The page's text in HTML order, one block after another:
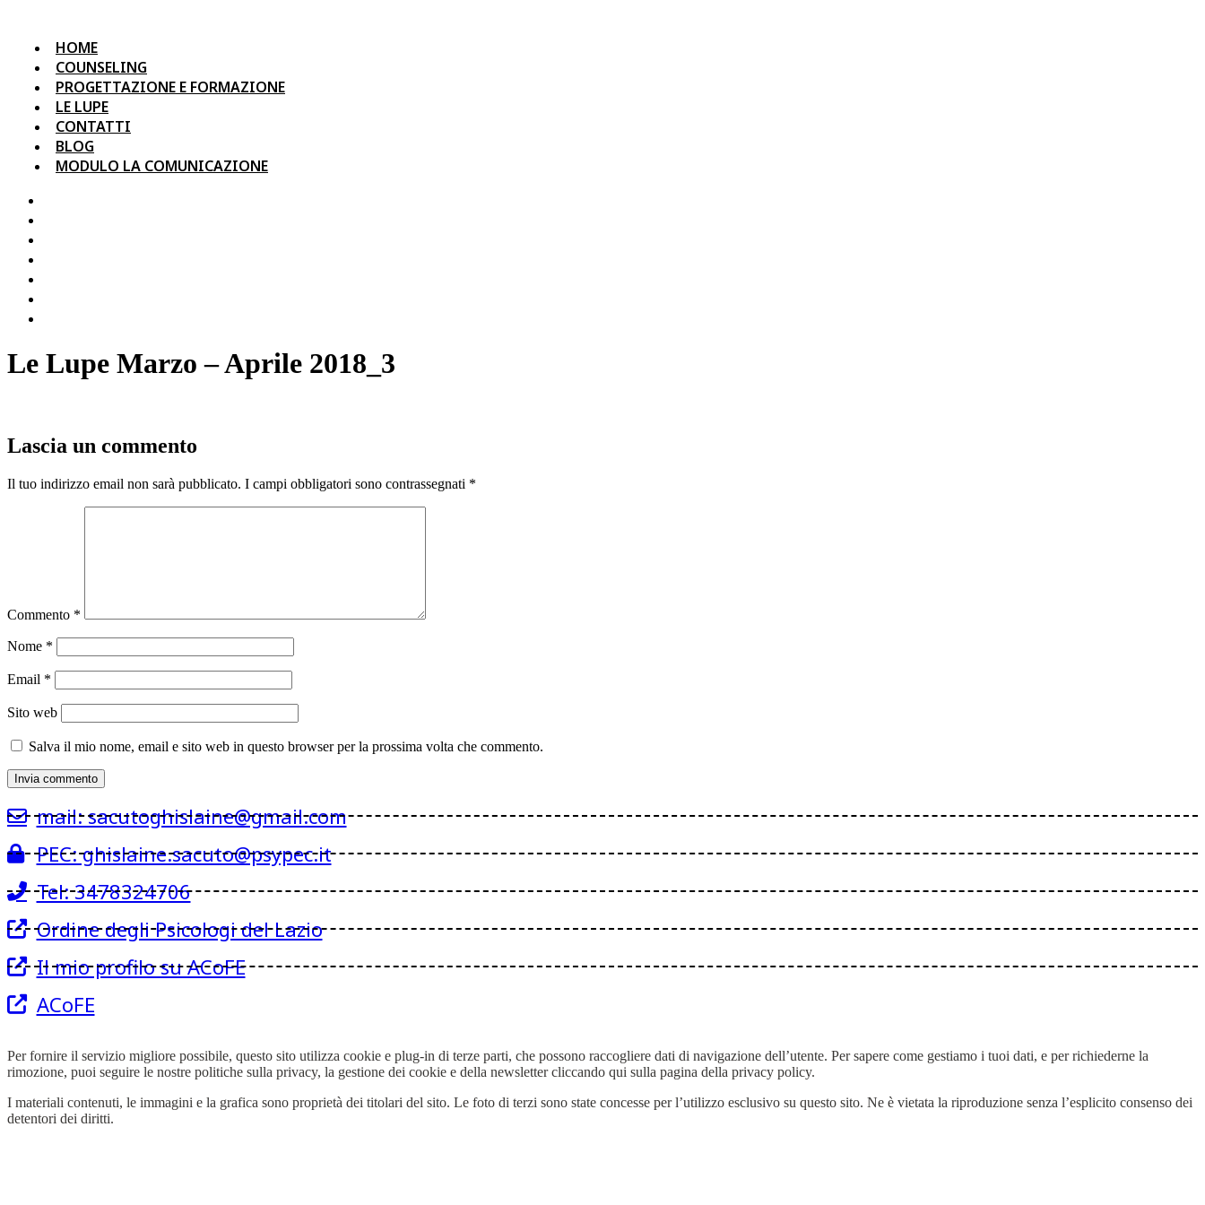
HOME
COUNSELING
PROGETTAZIONE E FORMAZIONE
LE LUPE
CONTATTI
BLOG
MODULO LA COMUNICAZIONE
Le Lupe Marzo – Aprile 2018_3
Lascia un commento
Il tuo indirizzo email non sarà pubblicato. I campi obbligatori sono contrassegnati *
Commento *
Nome *
Email *
Sito web
Salva il mio nome, email e sito web in questo browser per la prossima volta che commento.
mail: sacutoghislaine@gmail.com
PEC: ghislaine.sacuto@psypec.it
Tel: 3478324706
Ordine degli Psicologi del Lazio
Il mio profilo su ACoFE
ACoFE
Per fornire il servizio migliore possibile, questo sito utilizza cookie e plug-in di terze parti, che possono raccogliere dati di navigazione dell’utente. Per sapere come gestiamo i tuoi dati, e per richiederne la
rimozione, puoi seguire le nostre politiche sulla privacy, la gestione dei cookie e della newsletter cliccando qui sulla pagina della privacy policy.
I materiali contenuti, le immagini e la grafica sono proprietà dei titolari del sito. Le foto di terzi sono state concesse per l’utilizzo esclusivo su questo sito. Ne è vietata la riproduzione senza l’esplicito consenso dei
detentori dei diritti.